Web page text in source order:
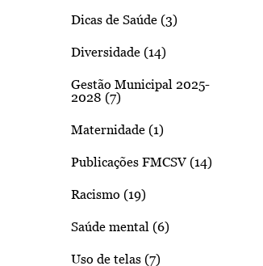
Dicas de Saúde (3)
Diversidade (14)
Gestão Municipal 2025-
2028 (7)
Maternidade (1)
Publicações FMCSV (14)
Racismo (19)
Saúde mental (6)
Uso de telas (7)